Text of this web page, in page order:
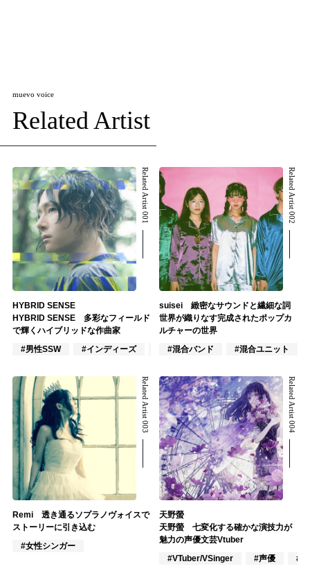
muevo voice
Related Artist
Related Artist 001
HYBRID SENSE
HYBRID SENSE 多彩なフィールド
で輝くハイブリッドな作曲家
#男性SSW
#インディーズ #男性アイドル
Related Artist 002
suisei 緻密なサウンドと繊細な詞
世界が織りなす完成されたポップカ
ルチャーの世界
#混合バンド
#混合ユニット
Related Artist 003
Remi 透き通るソプラノヴォイスで
ストーリーに引き込む
#女性シンガー
Related Artist 004
天野螢
天野螢 七変化する確かな演技力が
魅力の声優文芸Vtuber
#VTuber/VSinger
#声優 #